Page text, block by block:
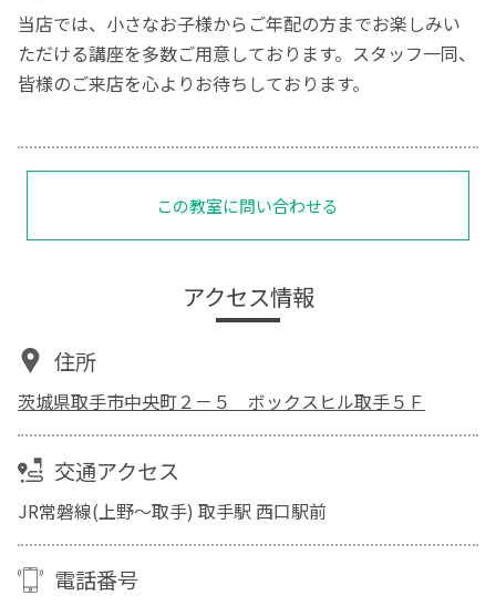
当店では、小さなお子様からご年配の方までお楽しみい
ただける講座を多数ご用意しております。スタッフ一同、
皆様のご来店を心よりお待ちしております。
この教室に問い合わせる
アクセス情報
住所
茨城県取手市中央町２－５ ボックスヒル取手５Ｆ
交通アクセス
JR常磐線(上野～取手) 取手駅 西口駅前
電話番号